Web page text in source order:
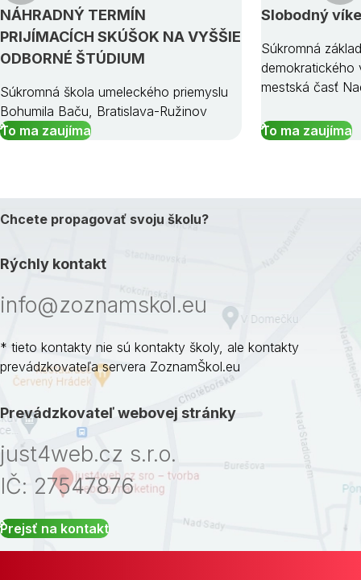
NÁHRADNÝ TERMÍN
PRIJÍMACÍCH SKÚŠOK NA VYŠŠIE
ODBORNÉ ŠTÚDIUM
Súkromná škola umeleckého priemyslu
Bohumila Baču, Bratislava-Ružinov
To ma zaujíma
Slobodný
Súkromná
demokratického
mestská časť
To ma zaujíma
Chcete propagovať svoju školu?
Rýchly kontakt
info@zoznamskol.eu
* tieto kontakty nie sú kontakty školy, ale kontakty
prevádzkovateľa servera ZoznamŠkol.eu
Prevádzkovateľ webovej stránky
just4web.cz s.r.o.
IČ: 27547876
Prejsť na kontakt